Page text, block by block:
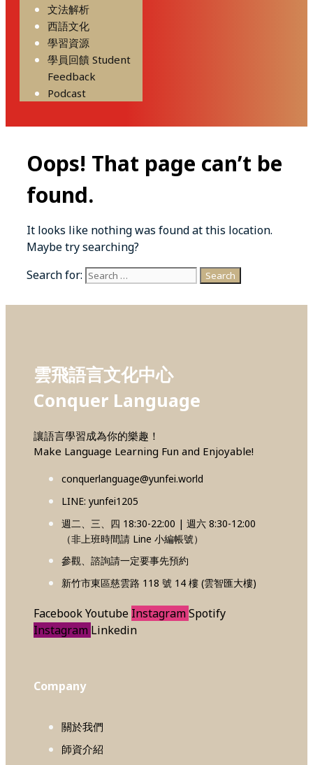
文法解析
西語文化
學習資源
學員回饋 Student
Feedback
Podcast
Oops! That page can’t be
found.
It looks like nothing was found at this location.
Maybe try searching?
Search for:
雲飛語言文化中心
Conquer Language
讓語言學習成為你的樂趣！
Make Language Learning Fun and Enjoyable!
conquerlanguage@yunfei.world
LINE: yunfei1205
週二、三、四 18:30-22:00 | 週六 8:30-12:00
（非上班時間請 Line 小編帳號）
參觀、諮詢請一定要事先預約
新竹市東區慈雲路 118 號 14 樓 (雲智匯大樓)
FacebookYoutube InstagramSpotify
Instagram Linkedin
Company
關於我們
師資介紹